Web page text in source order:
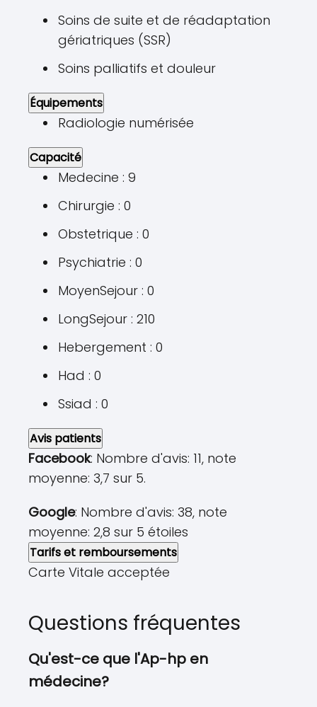
Soins de suite et de réadaptation
gériatriques (SSR)
Soins palliatifs et douleur
Équipements
Radiologie numérisée
Capacité
Medecine : 9
Chirurgie : 0
Obstetrique : 0
Psychiatrie : 0
MoyenSejour : 0
LongSejour : 210
Hebergement : 0
Had : 0
Ssiad : 0
Avis patients
Facebook: Nombre d'avis: 11, note
moyenne: 3,7 sur 5.
Google: Nombre d'avis: 38, note
moyenne: 2,8 sur 5 étoiles
Tarifs et remboursements
Carte Vitale acceptée
Questions fréquentes
Qu'est-ce que l'Ap-hp en
médecine?